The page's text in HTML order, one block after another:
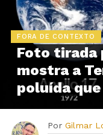
FORA DE CONTEXTO
Foto tirada
mostra a
poluída que
Por Gilmar